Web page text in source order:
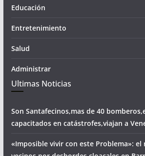
Educación
Entretenimiento
Salud
Administrar
Ultimas Noticias
Son Santafecinos,mas de 40
capacitados en catástrofes,viajan a
«Imposible vivir con este Problema»: el